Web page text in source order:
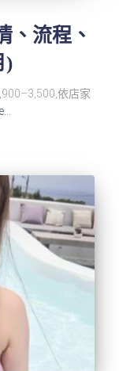
、流程、
)
依店家